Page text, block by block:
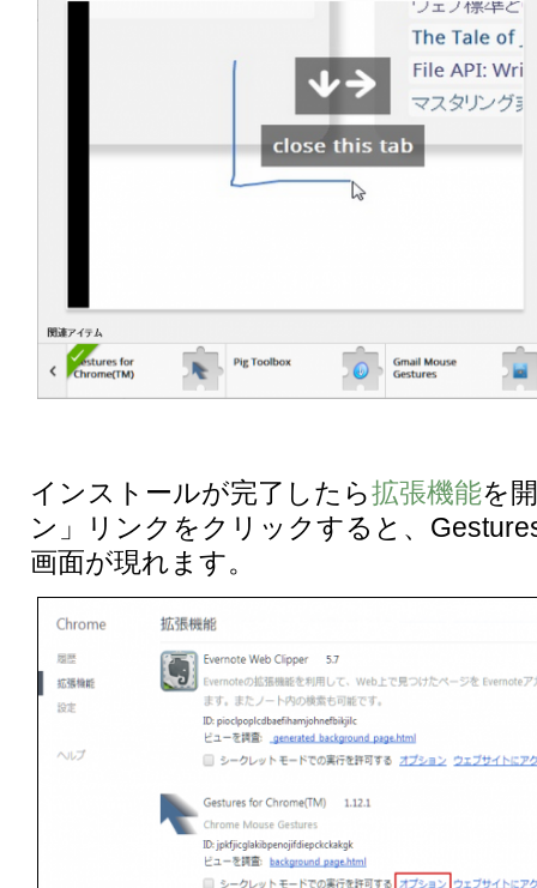
インストールが完了したら拡張機能を
ン」リンクをクリックすると、
画面が現れます。